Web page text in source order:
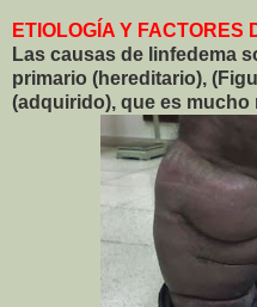
ETIOLOGÍA Y FACTORES
Las causas de linfedema
primario (hereditario),
(adquirido), que es mucho